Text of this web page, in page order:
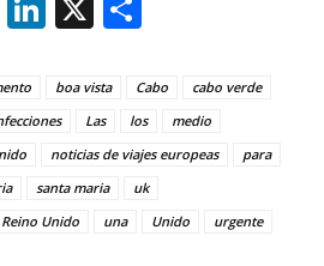
R
Li
k
e
dI
n
X
ar
e
boa vista Cabo
cabo verde
Las los
medio
noticias de viajes europeas
para
santa maria
uk
Unido
una Unido
urgente